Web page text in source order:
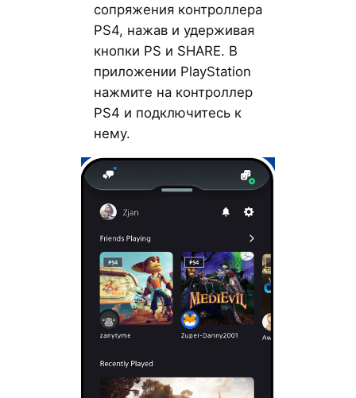
сопряжения контроллера
PS4, нажав и удерживая
кнопки PS и SHARE. В
приложении PlayStation
нажмите на контроллер
PS4 и подключитесь к
нему.